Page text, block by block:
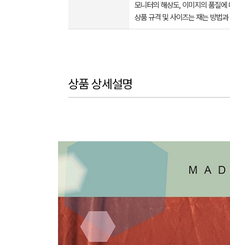
모니터의 해상도, 이미지의 품질
상품 규격 및 사이즈는 재는 방법
상품 상세설명